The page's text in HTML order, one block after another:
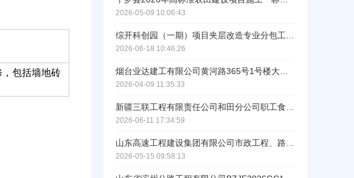
包括墙地砖
2026-05-09 10:06:43
2026-06-18 10:46:26
2026-04-09 11:35:33
2026-06-11 17:34:59
2026-05-15 09:58:13
后会有服务中心的工作人员给您致电！